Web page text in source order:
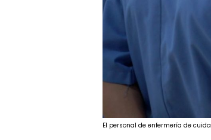
El personal de enfermería de